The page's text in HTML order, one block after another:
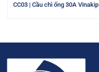
CC03 | Cầu chì ống 30A Vinakip